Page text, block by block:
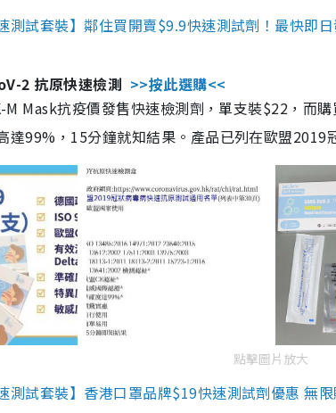
測試套裝】鄰住買開賣$9.9快速測試劑！最快即
2 抗原快速檢測 >>按此選購<<
M Mask抗疫價發售快速檢測劑，單支裝$22，而
達99%，15分鐘就知結果。產品已列在歐盟2019
點擊圖片放大
測試套裝】香港口罩品牌$19快速測試劑優惠 無